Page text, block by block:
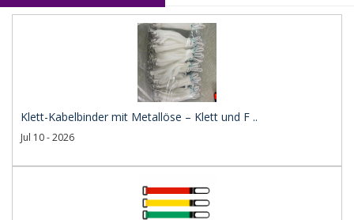
Klett-Kabelbinder mit Metallöse – Klett und F ..
Jul 10 - 2026